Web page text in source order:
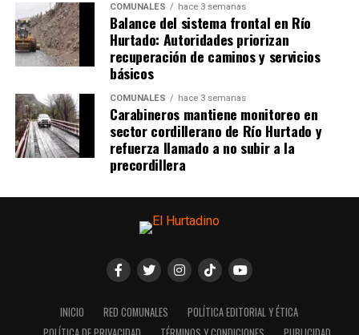
COMUNALES hace 3 semanas
Balance del sistema frontal en Río
Hurtado: Autoridades priorizan
recuperación de caminos y servicios
básicos
COMUNALES hace 3 semanas
Carabineros mantiene monitoreo en
sector cordillerano de Río Hurtado y
refuerza llamado a no subir a la
precordillera
INICIO RED COMUNALES
POLÍTICA EDITORIAL Y ÉTICA